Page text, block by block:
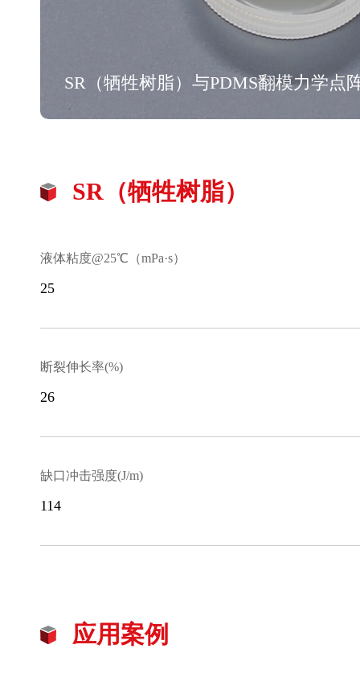
SR（牺牲树脂）与PDMS翻模力学点
SR（牺牲树脂）
液体粘度@25℃（mPa·s）
25
断裂伸长率(%)
26
缺口冲击强度(J/m)
114
应用案例